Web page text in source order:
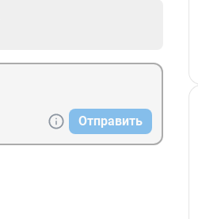
Отправить